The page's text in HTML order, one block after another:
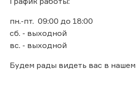
пн.-пт. 09:00 до 18:00
сб. - выходной
вс. - выходной
Будем рады видеть вас в